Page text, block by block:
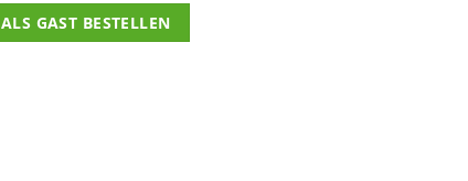
ALS GAST BESTELLEN